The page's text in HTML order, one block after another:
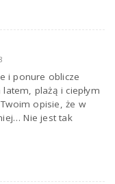
i ponure oblicze
plażą i ciepłym
opisie, że w
Nie jest tak